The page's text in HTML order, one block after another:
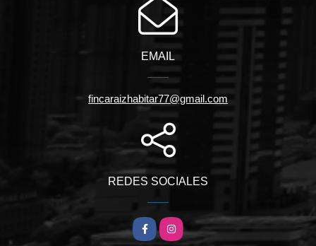
EMAIL
fincaraizhabitar77@gmail.com
REDES SOCIALES
FacebookInstagram